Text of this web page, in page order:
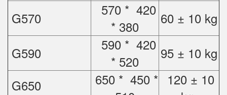
G570
570 * 420
* 380
60 ± 10 kg
G590
590 * 420
* 520
95 ± 10 kg
G650
650 * 450 * 120 ± 10